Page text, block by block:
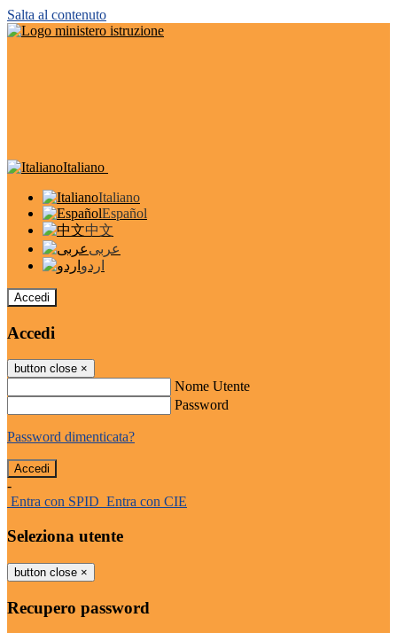
Salta al contenuto
Italiano
Italiano
Español
中文
عربى
اردو
Accedi
Accedi
button close ×
Nome Utente
Password
Password dimenticata?
-
Entra con SPID Entra con CIE
Seleziona utente
button close ×
Recupero password